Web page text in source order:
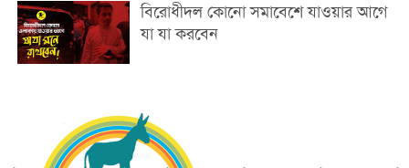
বিরোধীদল কোনো সমাবেশে যাওয়ার আগে
যা যা করবেন